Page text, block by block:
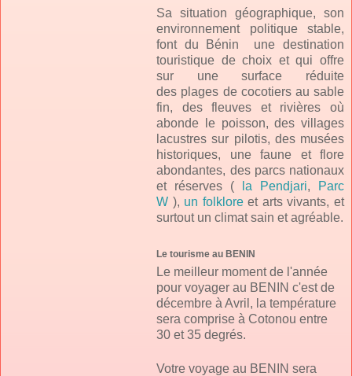
Sa situation géographique, son
environnement politique stable,
font du Bénin une destination
touristique de choix et qui offre
sur une surface réduite
des plages de cocotiers au sable
fin, des fleuves et rivières où
abonde le poisson, des villages
lacustres sur pilotis, des musées
historiques, une faune et flore
abondantes, des parcs nationaux
et réserves (
la Pendjari,
Parc
W ), un folkloreet arts vivants, et
surtout un climat sain et agréable.
Le tourisme au BENIN
Le meilleur moment de l'année
pour voyager au BENIN c'est de
décembre à Avril, la température
sera comprise à Cotonou entre
30 et 35 degrés.
Votre voyage au BENIN sera